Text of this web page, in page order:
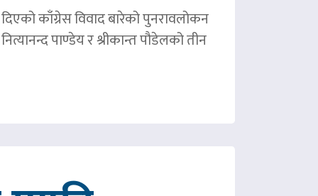
काँग्रेस विवाद बारेको पुनरावलोकन
पाण्डेय र श्रीकान्त पौडेलको तीन